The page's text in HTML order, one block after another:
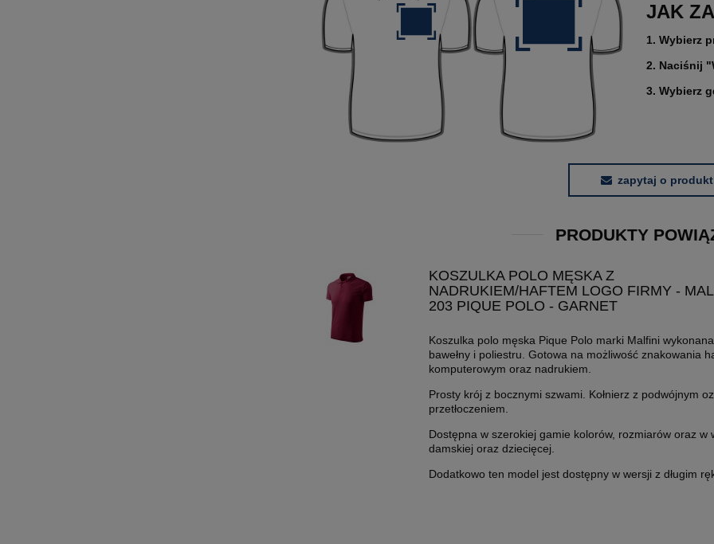
JAK
1. Wybierz
2. Naciśnij
3. Wybierz
zapytaj o produkt
PRODUKTY
KOSZULKA POLO MĘSKA Z
NADRUKIEM/HAFTEM LOGO FIRMY -
203 PIQUE POLO - GARNET
Koszulka polo męska Pique Polo marki Malfini
bawełny i poliestru. Gotowa na możliwość znakowania
komputerowym oraz nadrukiem.
Prosty krój z bocznymi szwami. Kołnierz z podwójnym
przetłoczeniem.
Dostępna w szerokiej gamie kolorów, rozmiarów oraz w
damskiej oraz dziecięcej.
Dodatkowo ten model jest dostępny w wersji z długim